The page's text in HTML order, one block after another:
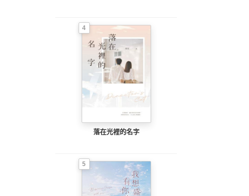
4
落在光裡的名字
5